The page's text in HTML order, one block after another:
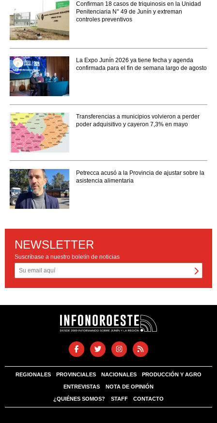
Confirman 18 casos de triquinosis en la Unidad
Penitenciaria N° 49 de Junín y extreman
controles preventivos
La Expo Junín 2026 ya tiene fecha y agenda
confirmada para el fin de semana largo de agosto
Transferencias a municipios volvieron a perder
poder adquisitivo y cayeron 7,3% en mayo
Petrecca acusó a la Provincia de ajustar sobre la
asistencia alimentaria
NEWSLETTER
Suscríbase a nuestro boletín de noticias
REGIONALES PROVINCIALES NACIONALES PRODUCCIÓN Y AGRO
ENTREVISTAS NOTA DE OPINIÓN
¿QUIÉNES SOMOS? STAFF CONTACTO